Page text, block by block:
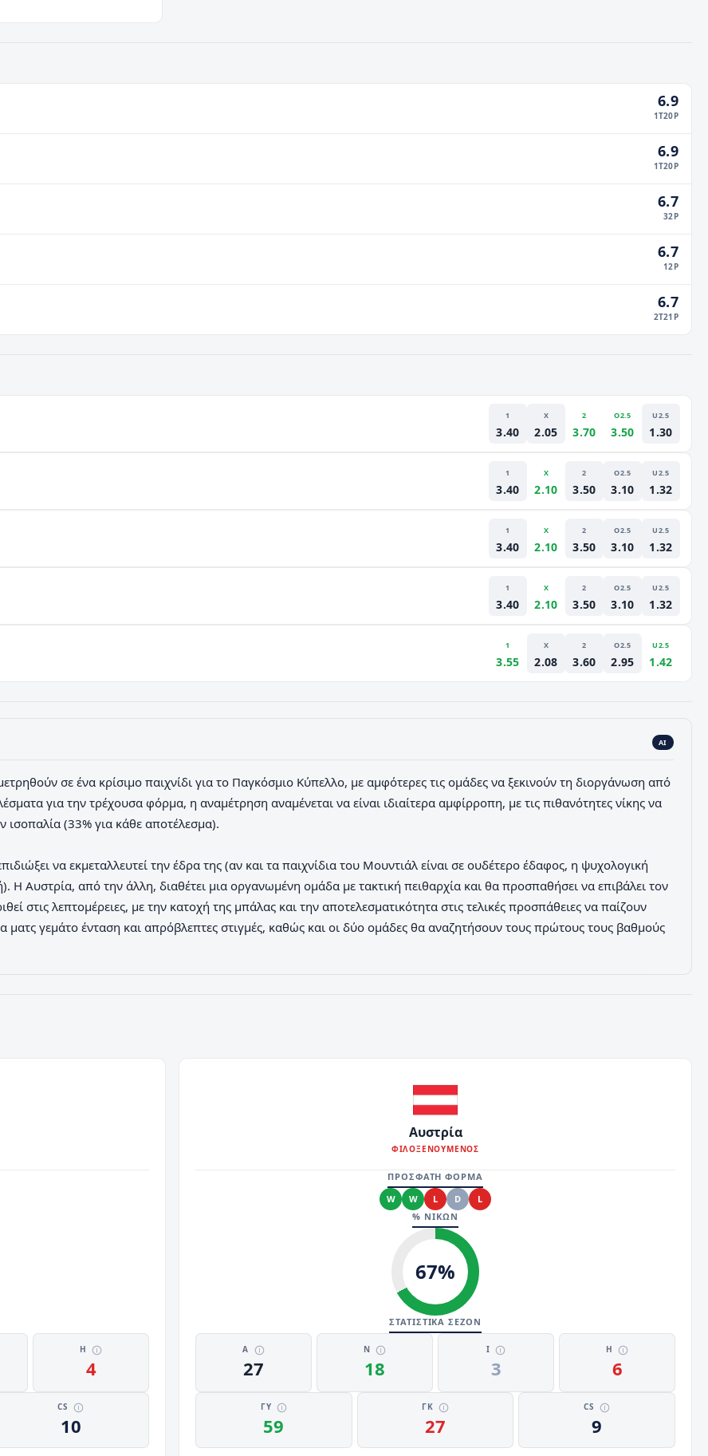
6.9
1T20P
6.9
1T20P
6.7
32 P
6.7
12 P
6.7
2T21 P
1
3.40
X
2.05
2
3.70
O2.5
3.50
U2.5
1.30
1
3.40
X
2.10
2
3.50
O2.5
3.10
U2.5
1.32
1
3.40
X
2.10
2
3.50
O2.5
3.10
U2.5
1.32
1
3.40
X
2.10
2
3.50
O2.5
3.10
U2.5
1.32
1
3.55
X
2.08
2
3.60
O2.5
2.95
U2.5
1.42
AI
σε ένα κρίσιμο παιχνίδι για το Παγκόσμιο Κύπελλο, με αμφότερες τις ομάδες να ξεκινούν τη διοργάνωση από
για την τρέχουσα φόρμα, η αναμέτρηση αναμένεται να είναι ιδιαίτερα αμφίρροπη, με τις πιθανότητες νίκης να
ισοπαλία (33% για κάθε αποτέλεσμα).
να εκμεταλλευτεί την έδρα της (αν και τα παιχνίδια του Μουντιάλ είναι σε ουδέτερο έδαφος, η ψυχολογική
Αυστρία, από την άλλη, διαθέτει μια οργανωμένη ομάδα με τακτική πειθαρχία και θα προσπαθήσει να επιβάλει τον
στις λεπτομέρειες, με την κατοχή της μπάλας και την αποτελεσματικότητα στις τελικές προσπάθειες να παίζουν
ματς γεμάτο ένταση και απρόβλεπτες στιγμές, καθώς και οι δύο ομάδες θα αναζητήσουν τους πρώτους τους βαθμούς
Η
4
CS
10
Αυστρία
ΦΙΛΟΞΕΝΟΥΜΕΝΟΣ
ΠΡΟΣΦΑΤΗ ΦΟΡΜΑ
W
W L D
L
% ΝΙΚΩΝ
67%
ΣΤΑΤΙΣΤΙΚΑ ΣΕΖΟΝ
Α
27
Ν
18
Ι
3
Η
6
ΓΥ
59
ΓΚ
27
CS
9